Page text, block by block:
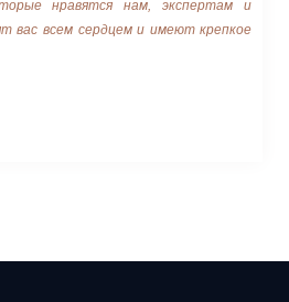
нравятся нам, экспертам и
вас всем сердцем и имеют крепкое